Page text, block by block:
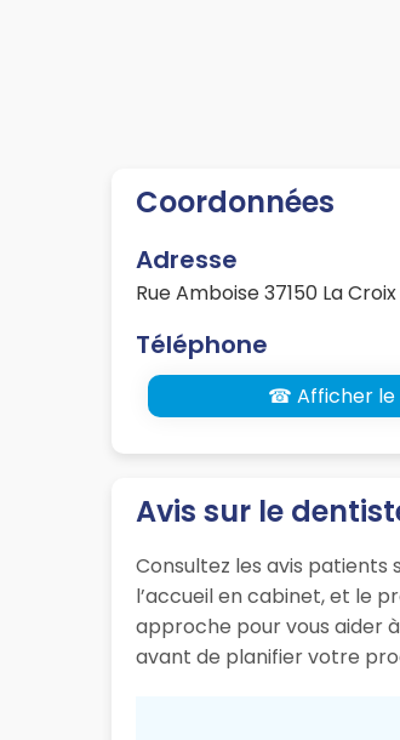
Coordonnées
Adresse
Rue Amboise 37150 La
Téléphone
☎ Afficher le
Avis sur le
Consultez les avis patients
l’accueil en cabinet, et le
approche pour vous aider
avant de planifier votre